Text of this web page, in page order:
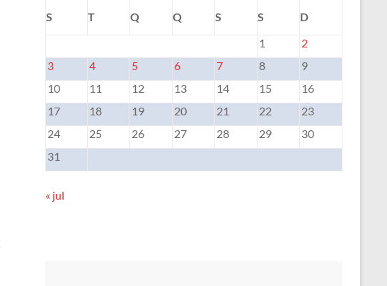
S T Q Q S S
D
1
2
3
4 5 6 7 8
9
10
11 12 13 14 15
16
17
18 19 20 21 22
23
24
25 26 27 28 29
30
31
« jul